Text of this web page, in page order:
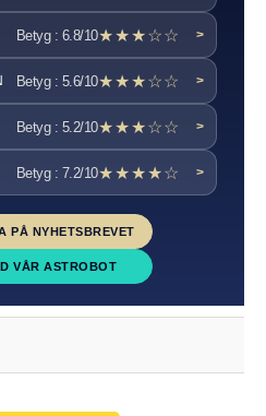
Betyg : 6.8/10★★★☆☆ >
Betyg : 5.6/10★★★☆☆ >
Betyg : 5.2/10★★★☆☆ >
Betyg : 7.2/10★★★★☆ >
PÅ NYHETSBREVET
VÅR ASTROBOT